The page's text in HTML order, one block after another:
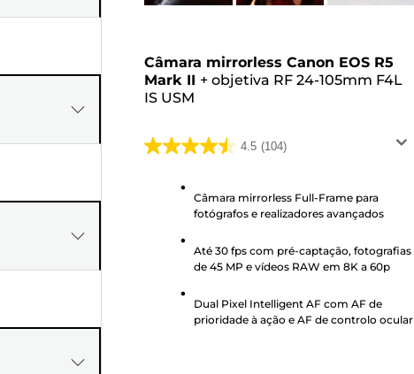
Câmara mirrorless Canon EOS R5
Mark II + objetiva RF 24-105mm F4L
IS USM
4.5 (104)
4.5
estrelas.
análises
Câmara mirrorless Full-Frame para
fotógrafos e realizadores avançados
Até 30 fps com pré-captação, fotografias
de 45 MP e vídeos RAW em 8K a 60p
Dual Pixel Intelligent AF com AF de
prioridade à ação e AF de controlo ocular